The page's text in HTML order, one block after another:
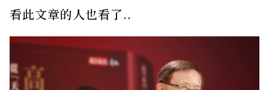
看此文章的人也看了..